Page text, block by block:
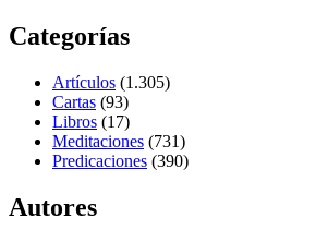
Categorías
Artículos (1.305)
Cartas (93)
Libros (17)
Meditaciones (731)
Predicaciones (390)
Autores